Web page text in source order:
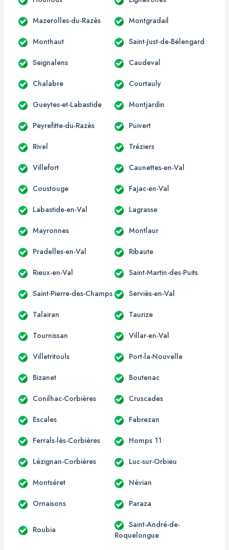
Mazerolles-du-Razès Montgradail
Monthaut Saint-Just-de-Bélengard
Seignalens Caudeval
Chalabre Courtauly
Gueytes-et-Labastide Montjardin
Peyrefitte-du-Razès Puivert
Rivel Tréziers
Villefort Caunettes-en-Val
Coustouge Fajac-en-Val
Labastide-en-Val Lagrasse
Mayronnes Montlaur
Pradelles-en-Val Ribaute
Rieux-en-Val Saint-Martin-des-Puits
Saint-Pierre-des-Champs Serviès-en-Val
Talairan Taurize
Tournissan Villar-en-Val
Villetritouls Port-la-Nouvelle
Bizanet Boutenac
Conilhac-Corbières Cruscades
Escales Fabrezan
Ferrals-lès-Corbières Homps 11
Lézignan-Corbières Luc-sur-Orbieu
Montséret Névian
Ornaisons Paraza
Roubia
Saint-André-de-
Roquelongue